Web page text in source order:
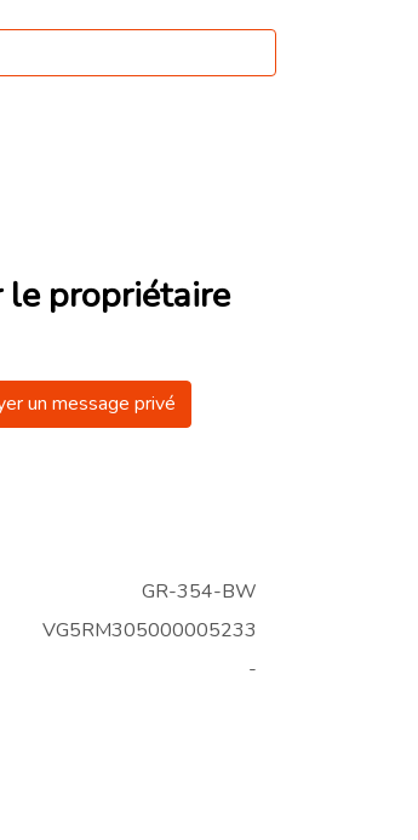
le propriétaire
un message privé
GR-354-BW
VG5RM305000005233
-